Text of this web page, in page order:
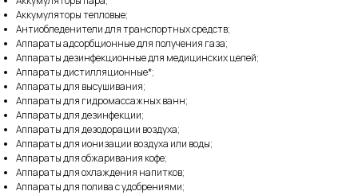
Аккумуляторы тепловые;
Антиобледенители для транспортных средств;
Аппараты адсорбционные для получения газа;
Аппараты дезинфекционные для медицинских целей;
Аппараты дистилляционные*;
Аппараты для высушивания;
Аппараты для гидромассажных ванн;
Аппараты для дезинфекции;
Аппараты для дезодорации воздуха;
Аппараты для ионизации воздуха или воды;
Аппараты для обжаривания кофе;
Аппараты для охлаждения напитков;
Аппараты для полива с удобрениями;